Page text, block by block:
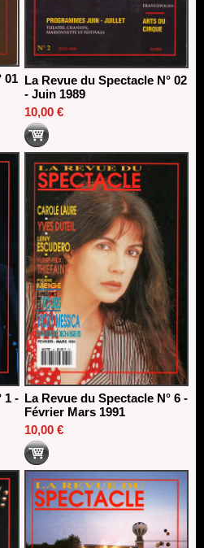
01 La Revue du Spectacle N° 02
- Juin 1989
10,00 €
1 - La Revue du Spectacle N° 6 -
Février Mars 1991
10,00 €